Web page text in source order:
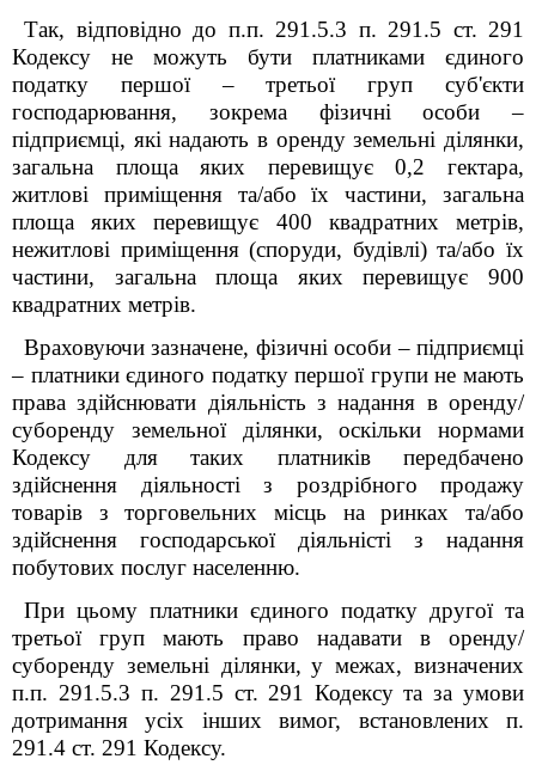
Так, відповідно до п.п. 291.5.3 п. 291.5 ст. 291
Кодексу не можуть бути платниками єдиного
податку першої – третьої груп суб'єкти
господарювання, зокрема фізичні особи–
підприємці, які надають в оренду земельні ділянки,
загальна площа яких перевищує 0,2 гектара,
житлові приміщення та/або їх частини, загальна
площа яких перевищує 400 квадратних метрів,
нежитлові приміщення (споруди, будівлі) та/або їх
частини, загальна площа яких перевищує 900
квадратних метрів.
Враховуючи зазначене, фізичні особи – підприємці
– платники єдиного податку першої групи не мають
права здійснювати діяльність з надання в оренду/
суборенду земельної ділянки, оскільки нормами
Кодексу для таких платників передбачено
здійснення діяльності з роздрібного продажу
товарів з торговельних місць на ринках та/або
здійснення господарської діяльністі з надання
побутових послуг населенню.
При цьому платники єдиного податку другої та
третьої груп мають право надавати в оренду/
суборенду земельні ділянки, у межах, визначених
п.п. 291.5.3 п. 291.5 ст. 291 Кодексу та за умови
дотримання усіх інших вимог, встановлених п.
291.4 ст. 291 Кодексу.